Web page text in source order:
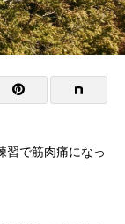
習で筋肉痛になっ